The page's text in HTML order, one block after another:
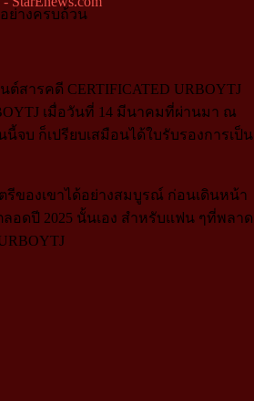
ย่างครบถ้วน
ารคดี CERTIFICATED URBOYTJ
เมื่อวันที่ 14 มีนาคมที่ผ่านมา ณ
จบ ก็เปรียบเสมือนได้ใบรับรองการเป็น
รีของเขาได้อย่างสมบูรณ์ ก่อนเดินหน้า
อดปี 2025 นั้นเอง สำหรับแฟน ๆที่พลาด